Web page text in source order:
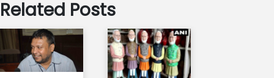
Related Posts